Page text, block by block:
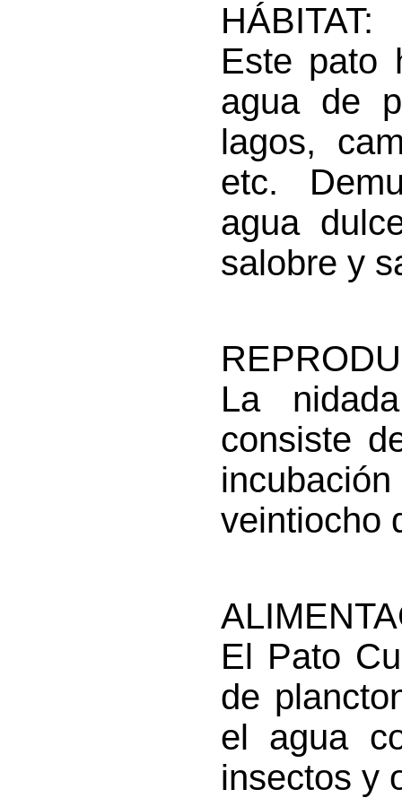
HÁBITAT:
Este pato
agua de
lagos,
etc.
agua
salobre y
La
consiste
veintiocho
El Pato
de
el agua
insectos y